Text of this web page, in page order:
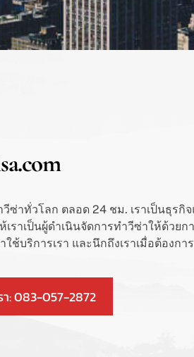
ซ่าทั่วโลก ตลอด 24 ชม. เราเป็นธุรกิ
เราเป็นผู้ดำเนินจัดการทำวีซ่าให้ด้ว
ช้บริการเรา และนึกถึงเราเมื่อต้องกา
: 083-057-2872